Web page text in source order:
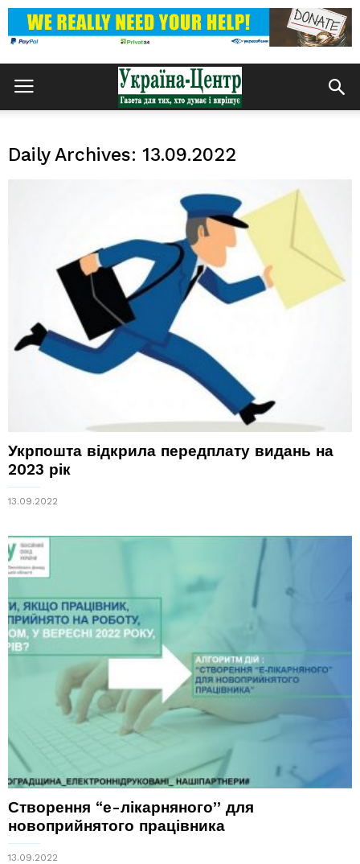
Daily Archives: 13.09.2022
Укрпошта відкрила передплату видань на
2023 рік
13.09.2022
Створення “е-лікарняного” для
новоприйнятого працівника
13.09.2022